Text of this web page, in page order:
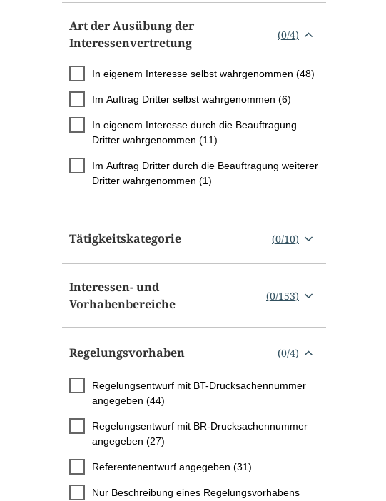
Art der Ausübung der
Interessenvertretung
(0/4)
In eigenem Interesse selbst wahrgenommen (48)
Im Auftrag Dritter selbst wahrgenommen (6)
In eigenem Interesse durch die Beauftragung
Dritter wahrgenommen (11)
Im Auftrag Dritter durch die Beauftragung weiterer
Dritter wahrgenommen (1)
Tätigkeitskategorie (0/10)
Interessen- und
Vorhabenbereiche
(0/153)
Regelungsvorhaben (0/4)
Regelungsentwurf mit BT-Drucksachennummer
angegeben (44)
Regelungsentwurf mit BR-Drucksachennummer
angegeben (27)
Referentenentwurf angegeben (31)
Nur Beschreibung eines Regelungsvorhabens